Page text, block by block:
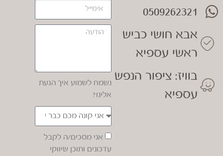
0509262321
אבא חושי כביש
ראשי עספיא
בוויז: ציפור הנפש
עספיא
נשמח לשמוע איך הגעת
אלינו?
אני מסכים/ה לקבל
עדכונים ותוכן שיווקי